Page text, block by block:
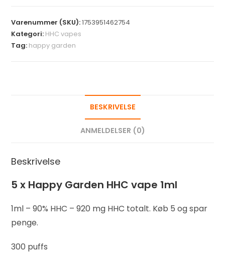
Varenummer (SKU):1753951462754
Kategori: HHC vapes
Tag: happy garden
BESKRIVELSE
ANMELDELSER (0)
Beskrivelse
5 x Happy Garden HHC vape 1ml
1ml – 90% HHC – 920 mg HHC totalt. Køb 5 og spar
penge.
300 puffs